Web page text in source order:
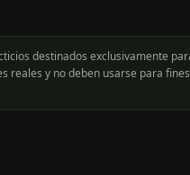
destinados exclusivamente
reales y no deben usarse para